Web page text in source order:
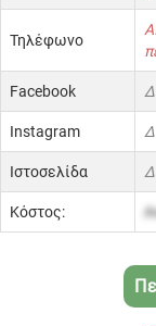
Τηλέφωνο
Facebook
Instagram
Ιστοσελίδα
Κόστος: